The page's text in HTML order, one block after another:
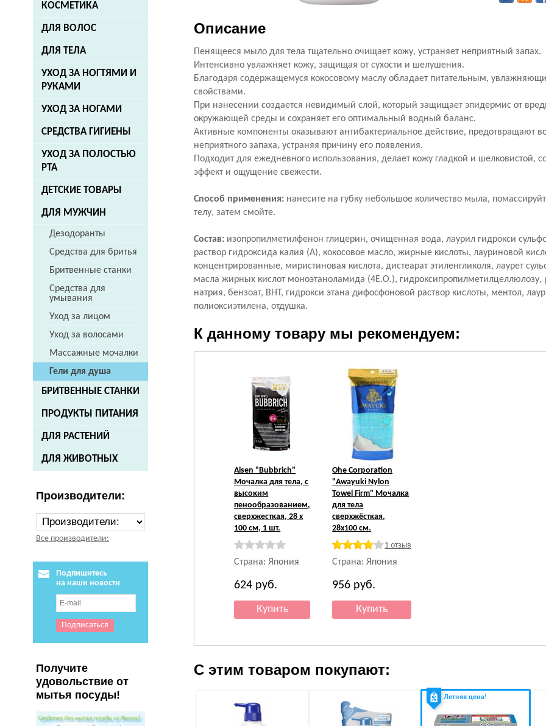
КОСМЕТИКА
ДЛЯ ВОЛОС
ДЛЯ ТЕЛА
УХОД ЗА НОГТЯМИ И
РУКАМИ
УХОД ЗА НОГАМИ
СРЕДСТВА ГИГИЕНЫ
УХОД ЗА ПОЛОСТЬЮ
РТА
ДЕТСКИЕ ТОВАРЫ
ДЛЯ МУЖЧИН
Дезодоранты
Средства для бритья
Бритвенные станки
Средства для
умывания
Уход за лицом
Уход за волосами
Массажные мочалки
Гели для душа
БРИТВЕННЫЕ СТАНКИ
ПРОДУКТЫ ПИТАНИЯ
ДЛЯ РАСТЕНИЙ
ДЛЯ ЖИВОТНЫХ
Производители:
Все производители:
Подпишитесь
на наши новости
Получите
удовольствие от
мытья посуды!
Описание
Пенящееся мыло для тела тщательно очищает кожу, устраняет неприятный запах.
Интенсивно увлажняет кожу, защищая от сухости и шелушения.
Благодаря содержащемуся кокосовому маслу обладает питательным,
свойствами.
При нанесении создается невидимый слой, который защищает эпидермис от
окружающей среды и сохраняет его оптимальный водный баланс.
Активные компоненты оказывают антибактериальное действие, предотвращают
неприятного запаха, устраняя причину его появления.
Подходит для ежедневного использования, делает кожу гладкой и шелковистой,
эффект и ощущение свежести.
Способ применения: нанесите на губку небольшое количество мыла,
телу, затем смойте.
Состав: изопропилметилфенон глицерин, очищенная вода, лаурил гидрокси
раствор гидроксида калия (A), кокосовое масло, жирные кислоты, лауриновой
концентрированные, миристиновая кислота, дистеарат этиленгликоля, лаурет
масла жирных кислот моноэтаноламида (4E.O.), гидроксипропилметилцеллюлозу,
натрия, бензоат, BHT, гидрокси этана дифосфоновой раствор кислоты, ментол,
полиоксиэтилена, отдушка.
К данному товару мы рекомендуем:
Aisen "Bubbrich"
Мочалка для тела, с
высоким
пенообразованием,
сверхжесткая, 28 х
100 см, 1 шт.
Страна: Япония
624 руб.
Ohe Corporation
"Awayuki Nylon
Towel Firm" Мочалка
для тела
сверхжёсткая,
28x100 см.
1 отзыв
Страна: Япония
956 руб.
С этим товаром покупают:
Летняя цена!